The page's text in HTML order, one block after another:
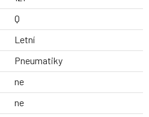
Q
Letní
Pneumatiky
ne
ne